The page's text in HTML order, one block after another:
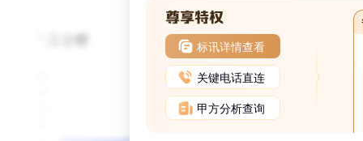
标讯详情查看
关键电话直连
甲方分析查询